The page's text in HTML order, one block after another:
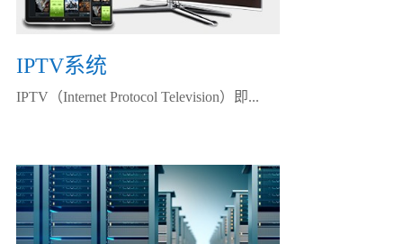
IPTV系统
IPTV（Internet Protocol Television）即...